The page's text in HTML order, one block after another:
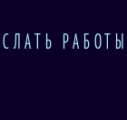
РАБОТЫ